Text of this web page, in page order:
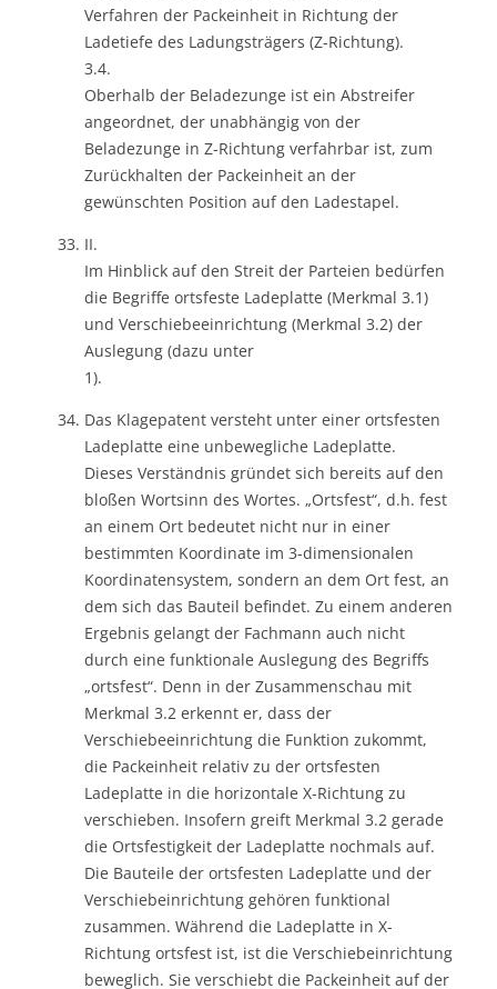
Verfahren der Packeinheit in Richtung der
Ladetiefe des Ladungsträgers (Z-Richtung).
3.4.
Oberhalb der Beladezunge ist ein Abstreifer
angeordnet, der unabhängig von der
Beladezunge in Z-Richtung verfahrbar ist, zum
Zurückhalten der Packeinheit an der
gewünschten Position auf den Ladestapel.
II.
Im Hinblick auf den Streit der Parteien bedürfen
die Begriffe ortsfeste Ladeplatte (Merkmal 3.1)
und Verschiebeeinrichtung (Merkmal 3.2) der
Auslegung (dazu unter
1).
Das Klagepatent versteht unter einer ortsfesten
Ladeplatte eine unbewegliche Ladeplatte.
Dieses Verständnis gründet sich bereits auf den
bloßen Wortsinn des Wortes. „Ortsfest“, d.h. fest
an einem Ort bedeutet nicht nur in einer
bestimmten Koordinate im 3-dimensionalen
Koordinatensystem, sondern an dem Ort fest, an
dem sich das Bauteil befindet. Zu einem anderen
Ergebnis gelangt der Fachmann auch nicht
durch eine funktionale Auslegung des Begriffs
„ortsfest“. Denn in der Zusammenschau mit
Merkmal 3.2 erkennt er, dass der
Verschiebeeinrichtung die Funktion zukommt,
die Packeinheit relativ zu der ortsfesten
Ladeplatte in die horizontale X-Richtung zu
verschieben. Insofern greift Merkmal 3.2 gerade
die Ortsfestigkeit der Ladeplatte nochmals auf.
Die Bauteile der ortsfesten Ladeplatte und der
Verschiebeinrichtung gehören funktional
zusammen. Während die Ladeplatte in X-
Richtung ortsfest ist, ist die Verschiebeinrichtung
beweglich. Sie verschiebt die Packeinheit auf der